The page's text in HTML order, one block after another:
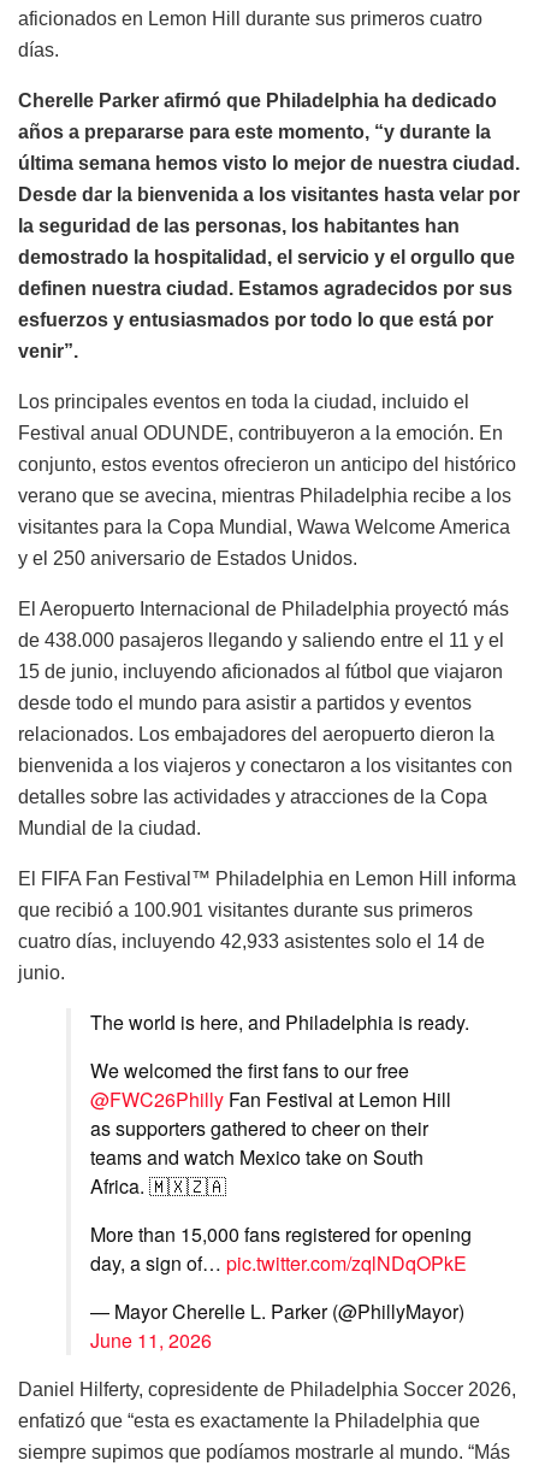
aficionados en Lemon Hill durante sus primeros cuatro
días.
Cherelle Parker afirmó que Philadelphia ha dedicado
años a prepararse para este momento, “y durante la
última semana hemos visto lo mejor de nuestra ciudad.
Desde dar la bienvenida a los visitantes hasta velar por
la seguridad de las personas, los habitantes han
demostrado la hospitalidad, el servicio y el orgullo que
definen nuestra ciudad. Estamos agradecidos por sus
esfuerzos y entusiasmados por todo lo que está por
venir”.
Los principales eventos en toda la ciudad, incluido el
Festival anual ODUNDE, contribuyeron a la emoción. En
conjunto, estos eventos ofrecieron un anticipo del histórico
verano que se avecina, mientras Philadelphia recibe a los
visitantes para la Copa Mundial, Wawa Welcome America
y el 250 aniversario de Estados Unidos.
El Aeropuerto Internacional de Philadelphia proyectó más
de 438.000 pasajeros llegando y saliendo entre el 11 y el
15 de junio, incluyendo aficionados al fútbol que viajaron
desde todo el mundo para asistir a partidos y eventos
relacionados. Los embajadores del aeropuerto dieron la
bienvenida a los viajeros y conectaron a los visitantes con
detalles sobre las actividades y atracciones de la Copa
Mundial de la ciudad.
El FIFA Fan Festival™ Philadelphia en Lemon Hill informa
que recibió a 100.901 visitantes durante sus primeros
cuatro días, incluyendo 42,933 asistentes solo el 14 de
junio.
The world is here, and Philadelphia is ready.
We welcomed the first fans to our free
@FWC26Philly Fan Festival at Lemon Hill
as supporters gathered to cheer on their
teams and watch Mexico take on South
Africa. 🇲🇽🇿🇦
More than 15,000 fans registered for opening
day, a sign of… pic.twitter.com/zqlNDqOPkE
— Mayor Cherelle L. Parker (@PhillyMayor)
June 11, 2026
Daniel Hilferty, copresidente de Philadelphia Soccer 2026,
enfatizó que “esta es exactamente la Philadelphia que
siempre supimos que podíamos mostrarle al mundo. “Más